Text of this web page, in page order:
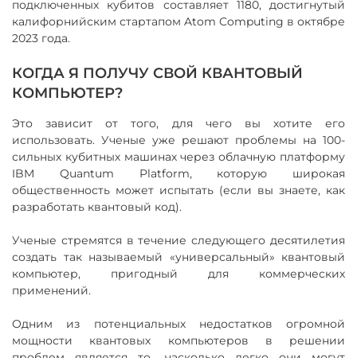
подключенных кубитов составляет 1180, достигнутый
калифорнийским стартапом Atom Computing в октябре
2023 года.
КОГДА Я ПОЛУЧУ СВОЙ КВАНТОВЫЙ
КОМПЬЮТЕР?
Это зависит от того, для чего вы хотите его
использовать. Ученые уже решают проблемы на 100-
сильных кубитных машинах через облачную платформу
IBM Quantum Platform, которую широкая
общественность может испытать (если вы знаете, как
разработать квантовый код).
Ученые стремятся в течение следующего десятилетия
создать так называемый «универсальный» квантовый
компьютер, пригодный для коммерческих
применений.
Одним из потенциальных недостатков огромной
мощности квантовых компьютеров в решении